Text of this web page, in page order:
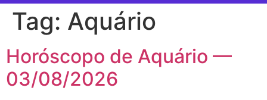
Tag: Aquário
Horóscopo de Aquário —
03/08/2026